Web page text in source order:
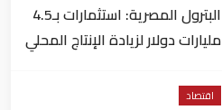
البترول المصرية: استثمارات بـ4.5
مليارات دولار لزيادة الإنتاج المحلي
اقتصاد